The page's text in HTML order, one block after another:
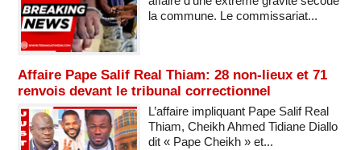
la commune. Le commissariat...
Affaire Pape Salif Real Thiam: 28 non-lieux et 71
renvois devant le tribunal correctionnel
L’affaire impliquant Pape Salif Real
Thiam, Cheikh Ahmed Tidiane Diallo
dit « Pape Cheikh » et...